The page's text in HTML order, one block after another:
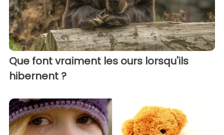
Que font vraiment les ours lorsqu'ils
hibernent ?